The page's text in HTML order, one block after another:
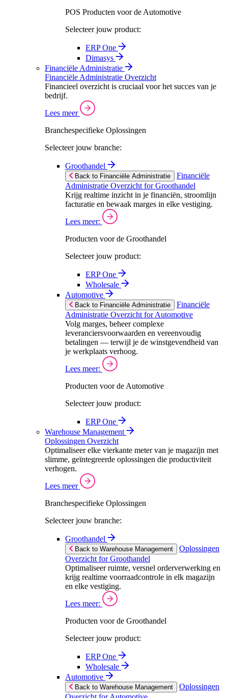
POS Producten voor de Automotive
Selecteer jouw product:
ERP One
Dimasys
Financiële Administratie
Financiële Administratie Overzicht
Financieel overzicht is cruciaal voor het succes van je
bedrijf.
Lees meer
Branchespecifieke Oplossingen
Selecteer jouw branche:
Groothandel
Back to Financiële Administratie
Financiële
Administratie Overzicht for Groothandel
Krijg realtime inzicht in je financiën, stroomlijn
facturatie en bewaak marges in elke vestiging.
Lees meer:
Producten voor de Groothandel
Selecteer jouw product:
ERP One
Wholesale
Automotive
Back to Financiële Administratie
Financiële
Administratie Overzicht for Automotive
Volg marges, beheer complexe
leveranciersvoorwaarden en vereenvoudig
betalingen — terwijl je de winstgevendheid van
je werkplaats verhoog.
Lees meer:
Producten voor de Automotive
Selecteer jouw product:
ERP One
Warehouse Management
Oplossingen Overzicht
Optimaliseer elke vierkante meter van je magazijn met
slimme, geïntegreerde oplossingen die productiviteit
verhogen.
Lees meer
Branchespecifieke Oplossingen
Selecteer jouw branche:
Groothandel
Back to Warehouse Management
Oplossingen
Overzicht for Groothandel
Optimaliseer ruimte, versnel orderverwerking en
krijg realtime voorraadcontrole in elk magazijn
en elke vestiging.
Lees meer:
Producten voor de Groothandel
Selecteer jouw product:
ERP One
Wholesale
Automotive
Back to Warehouse Management
Oplossingen